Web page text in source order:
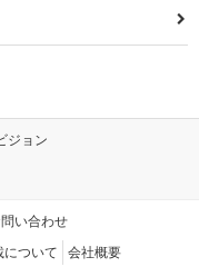
ジョン
い合わせ
について 会社概要